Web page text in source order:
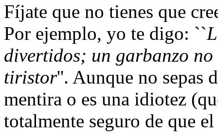
Fíjate que no tienes que
Por ejemplo, yo te digo: ``
divertidos; un garbanzo no
tiristor''. Aunque no sepas
mentira o es una idiotez
totalmente seguro de que